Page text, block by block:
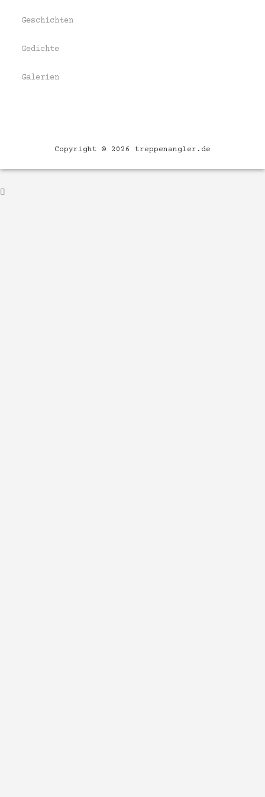
Geschichten
Gedichte
Galerien
Copyright © 2026 treppenangler.de